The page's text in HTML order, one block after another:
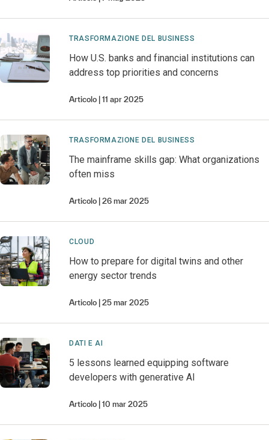
TRASFORMAZIONE DEL BUSINESS
How U.S. banks and financial institutions can
address top priorities and concerns
Articolo 11 apr 2025
TRASFORMAZIONE DEL BUSINESS
The mainframe skills gap: What organizations
often miss
Articolo 26 mar 2025
CLOUD
How to prepare for digital twins and other
energy sector trends
Articolo 25 mar 2025
DATI E AI
5 lessons learned equipping software
developers with generative AI
Articolo 10 mar 2025